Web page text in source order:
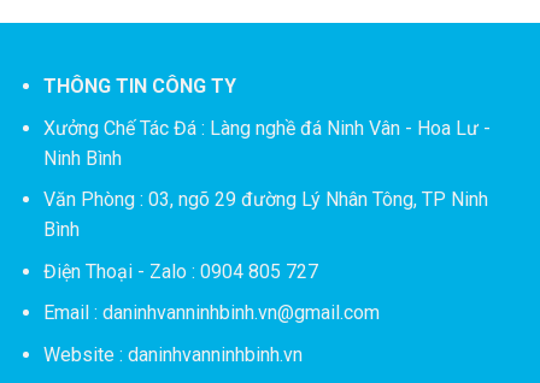
THÔNG TIN CÔNG TY
Xưởng Chế Tác Đá : Làng nghề đá Ninh Vân - Hoa Lư -
Ninh Bình
Văn Phòng : 03, ngõ 29 đường Lý Nhân Tông, TP Ninh
Bình
Điện Thoại - Zalo : 0904 805 727
Email : daninhvanninhbinh.vn@gmail.com
Website : daninhvanninhbinh.vn